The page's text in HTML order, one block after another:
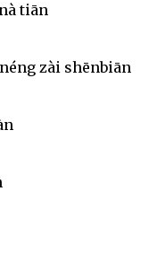
tiān
zài shēnbiān